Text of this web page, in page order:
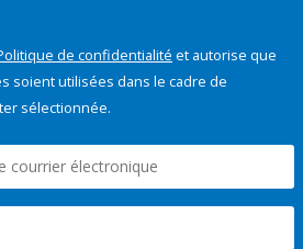
de confidentialité et autorise que
soient utilisées dans le cadre de
sélectionnée.